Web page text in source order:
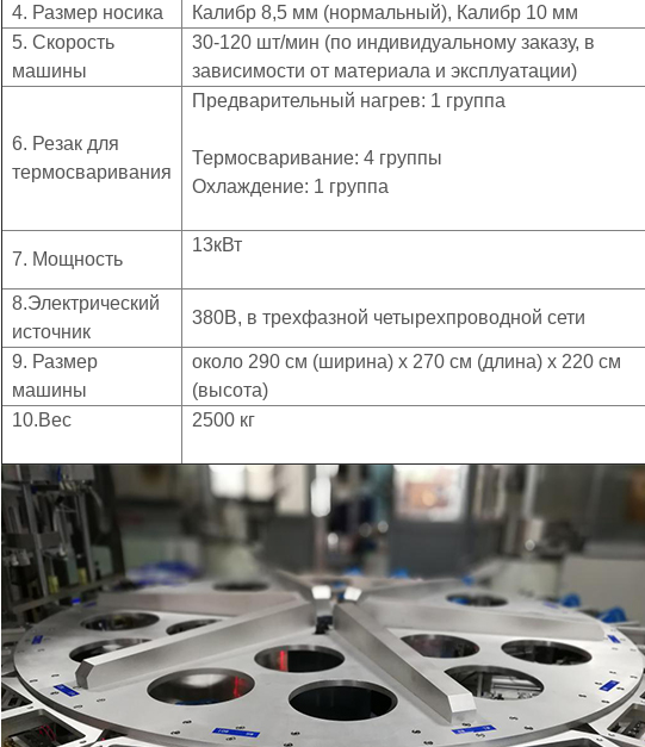
4. Размер носика
Калибр 8,5 мм (нормальный), Калибр 10 мм
5. Скорость
машины
30-120 шт/мин (по индивидуальному заказу, в
зависимости от материала и эксплуатации)
6. Резак для
термосваривания
Предварительный нагрев: 1 группа
Термосваривание: 4 группы
Охлаждение: 1 группа
7. Мощность
13кВт
8.Электрический
источник
380В, в трехфазной четырехпроводной сети
9. Размер
машины
около 290 см (ширина) х 270 см (длина) х 220 см
(высота)
10.Вес
2500 кг